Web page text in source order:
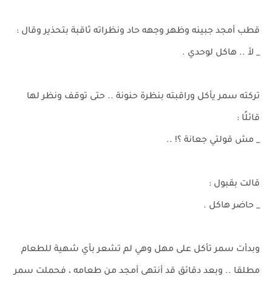
قطب أمجد جبينه وظهر وجهه حاد ونظراته ثاقبة بتحذير وقال :
_ لأ .. هاكل لوحدي .
تركته سمر يأكل وراقبته بنظرة حنونة .. حتى توقف ونظر لها
قائلًا :
_ مش قولتي جعانة ؟! ..
قالت بقبول :
_ حاضر هاكل .
وبدأت سمر تأكل على مهل وهي لم تشعر بأي شهية للطعام
مطلقا .. وبعد دقائق قد أنتهى أمجد من طعامه ، فحملت سمر